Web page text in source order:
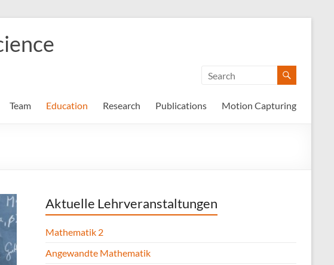
Team Education Research Publications Motion Capturing
Aktuelle Lehrveranstaltungen
Mathematik 2
Angewandte Mathematik